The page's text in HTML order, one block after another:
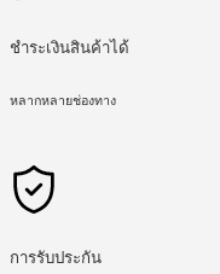
ชำระเงินสินค้าได้
หลากหลายช่องทาง
การรับประกัน